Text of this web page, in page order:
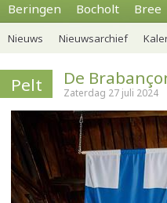
Beringen Bocholt Bree
Nieuws Nieuwsarchief
Pelt De
Zaterdag 27 juli 2024